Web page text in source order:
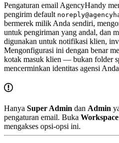
Pengaturan email AgencyHandy
pengirim default
bermerek milik Anda sendiri,
untuk pengiriman yang andal, dan
digunakan untuk notifikasi klien,
Mengonfigurasi ini dengan benar
kotak masuk klien — bukan folder
mencerminkan identitas agensi
Hanya Super Admin dan Admin
pengaturan email. Buka
mengakses opsi-opsi ini.